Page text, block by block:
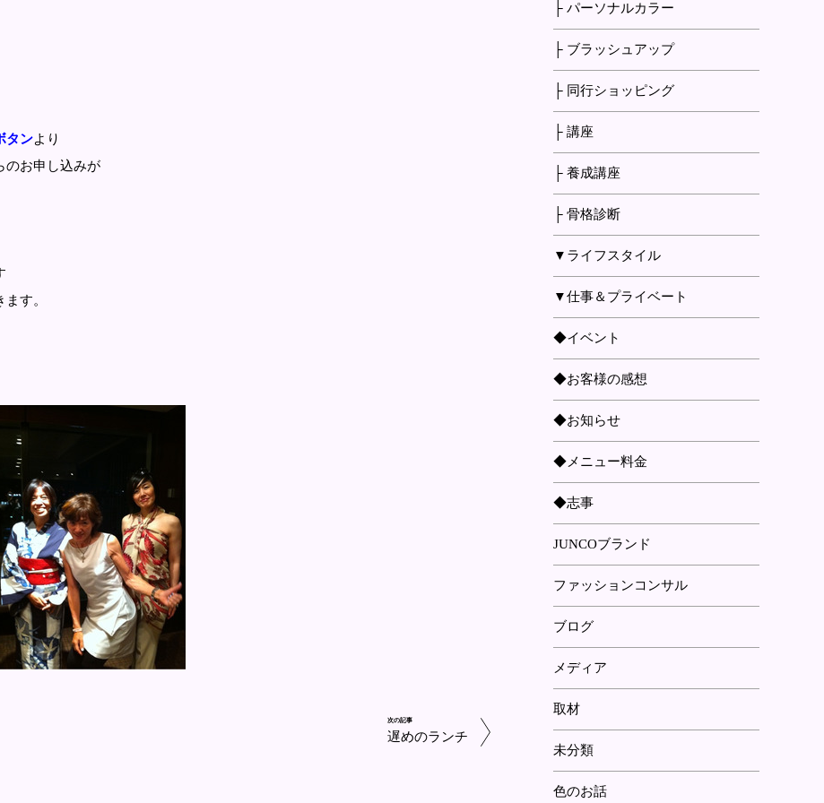
タンより
のお申し込みが
す。
次の記事
遅めのランチ
├ パーソナルカラー
├ ブラッシュアップ
├ 同行ショッピング
├ 講座
├ 養成講座
├ 骨格診断
▼ライフスタイル
▼仕事＆プライベート
◆イベント
◆お客様の感想
◆お知らせ
◆メニュー料金
◆志事
JUNCOブランド
ファッションコンサル
ブログ
メディア
取材
未分類
色のお話